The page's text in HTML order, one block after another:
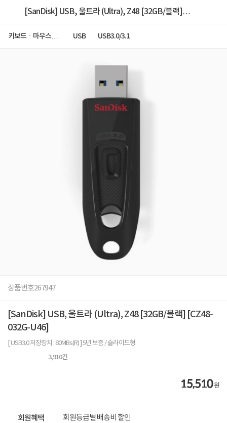
[SanDisk] USB, 울트라 (Ultra), Z48 [32GB/블랙]
키보드ㆍ마우스ㆍ
USB USB3.0/3.1
상품번호267947
[SanDisk] USB, 울트라 (Ultra), Z48 [32GB/블랙] [CZ48-
032G-U46]
[ USB3.0 저장장치 : 80MBs(R) ] 5년 보증 / 슬라이드형
3,910건
15,510원
회원혜택 회원등급별 배송비 할인